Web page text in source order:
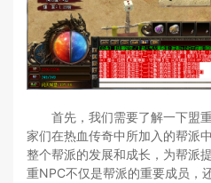
首先，我们需要了解一下盟
家们在热血传奇中所加入的帮派
整个帮派的发展和成长，为帮派
重NPC不仅是帮派的重要成员，